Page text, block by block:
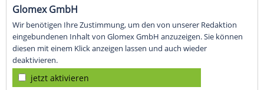
Glomex GmbH
Wir benötigen Ihre Zustimmung, um den von unserer Redaktion
eingebundenen Inhalt von Glomex GmbH anzuzeigen. Sie können
diesen mit einem Klick anzeigen lassen und auch wieder
deaktivieren.
jetzt aktivieren